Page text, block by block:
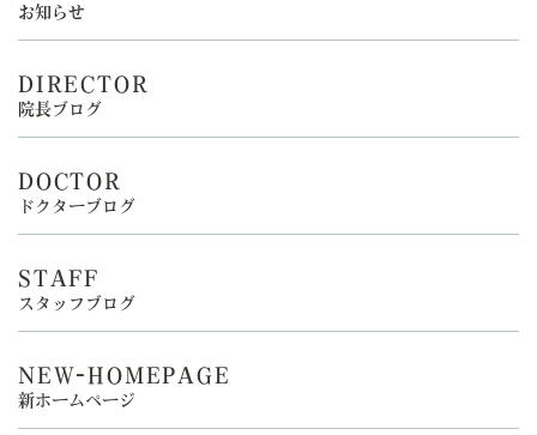
お知らせ
DIRECTOR
院長ブログ
DOCTOR
ドクターブログ
STAFF
スタッフブログ
NEW-HOMEPAGE
新ホームページ